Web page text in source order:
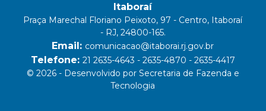
Itaboraí
Praça Marechal Floriano Peixoto, 97 - Centro, Itaboraí
- RJ, 24800-165.
Email: comunicacao@itaborai.rj.gov.br
Telefone: 21 2635-4643 - 2635-4870 - 2635-4417
© 2026 - Desenvolvido por Secretaria de Fazenda e
Tecnologia